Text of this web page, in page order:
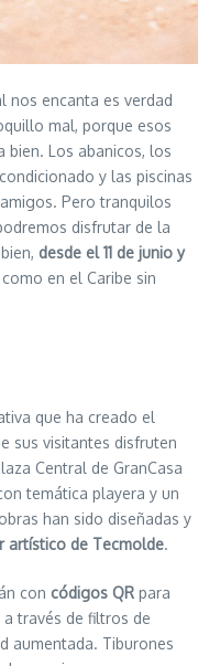
nos encanta es verdad
mal, porque esos
bien. Los abanicos, los
y las piscinas
Pero tranquilos
disfrutar de la
desde el 11 de junio y
en el Caribe sin
que ha creado el
sus visitantes disfruten
Central de GranCasa
temática playera y un
han sido diseñadas y
artístico de Tecmolde.
con códigos QR para
través de filtros de
aumentada. Tiburones